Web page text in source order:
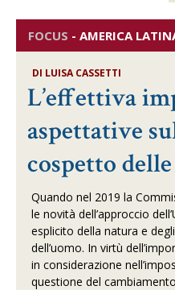
FOCUS - AMERICA
DI LUISA CASSETTI
L’effettiva
aspettative
cospetto
Quando nel 2019 la
le novità dell’approccio
esplicito della natura e
dell’uomo. In virtù
in considerazione
questione del